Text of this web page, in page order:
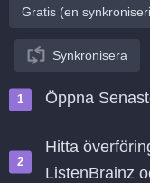
Gratis (en
Synkronisera
Öppna
Hitta
ListenBrainz